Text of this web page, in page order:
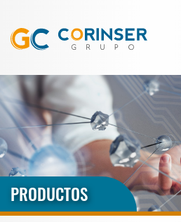
PRODUCTOS